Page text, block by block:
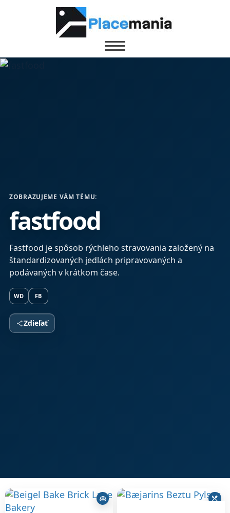
ZOBRAZUJEME VÁM TÉMU:
fastfood
Fastfood je spôsob rýchleho stravovania založený na
štandardizovaných jedlách pripravovaných a
podávaných v krátkom čase.
WD FB
shareZdieľať
bakery_dining local_dining